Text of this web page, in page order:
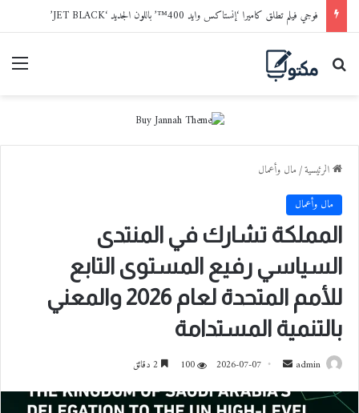
فوجي فيلم تطلق كاميرا ‘إنستاكس وايد 400™’ باللون الجديد ‘JET BLACK’
بحث عن
الرئيسية/مال وأعمال
مال وأعمال
المملكة تشارك في المنتدى
السياسي رفيع المستوى التابع
للأمم المتحدة لعام 2026 والمعني
بالتنمية المستدامة
admin
س
2026-07-07
100